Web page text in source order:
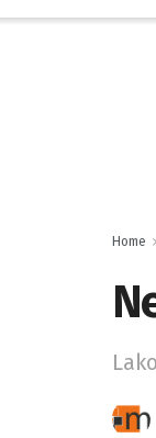
Home